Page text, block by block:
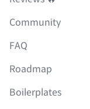
Community
FAQ
Roadmap
Boilerplates